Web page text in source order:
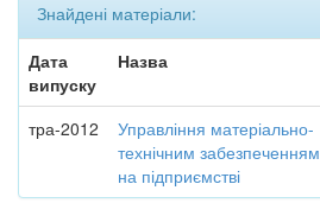
Знайдені матеріали:
Дата
випуску
Назва
тра-2012
Управління матеріально-
технічним забезпеченням
на підприємстві